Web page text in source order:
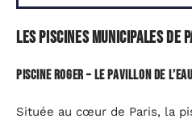
Les piscines municipales de
Piscine Roger – le pavillon de l’eau
Située au cœur de Paris, la